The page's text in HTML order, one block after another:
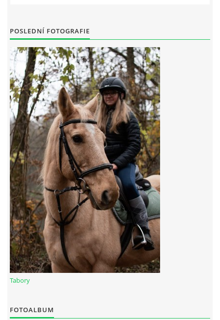
POSLEDNÍ FOTOGRAFIE
Tabory
FOTOALBUM